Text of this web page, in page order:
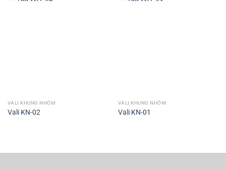
VALI KHUNG NHÔM
Vali KN-02
VALI KHUNG NHÔM
Vali KN-01